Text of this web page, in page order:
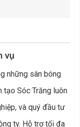
vụ
những sân bóng
tạo Sóc Trăng luôn
và quý đầu tư
ty. Hỗ trợ tối đa